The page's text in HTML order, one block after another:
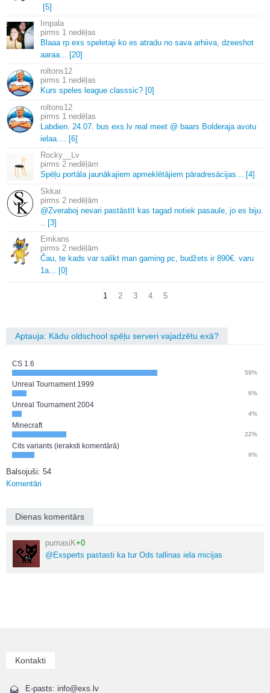
[5]
Impala
1 nedēļas
Blaaa rp. exs speletaji ko es atradu no sava arhiiva, dzeeshot
aaraa.
[20]
roltons12
1 nedēļas
Kurs speles league classsic? [0]
roltons12
1 nedēļas
Labdien. 24. 07. bus exs. lv real meet @ baars Bolderaja avotu
ielaa.
[6]
Rocky__Lv
2 nedēļām
Spēļu portāla jaunākajiem apmeklētājiem pāradresācijas.
[4]
Skkar.
2 nedēļām
@Zveraboj nevari pastāstīt kas tagad notiek pasaule, jo es biju.
[3]
Emkans
2 nedēļām
Čau, te kads var salikt man gaming pc, budžets ir 890€. varu
1a.
[0]
1 2 3 4 5
Aptauja: Kādu oldschool spēļu serveri vajadzētu exā?
CS 1.6
59%
Unreal Tournament 1999
6%
Unreal Tournament 2004
4%
Minecraft
22%
Cits variants (ieraksti komentārā)
9%
Balsojuši: 54
Komentāri
Dienas komentārs
pumasiK+0
@Exsperts pastasti ka tur Ods tallinas iela micijas
Kontakti
E-pasts: info@exs.lv